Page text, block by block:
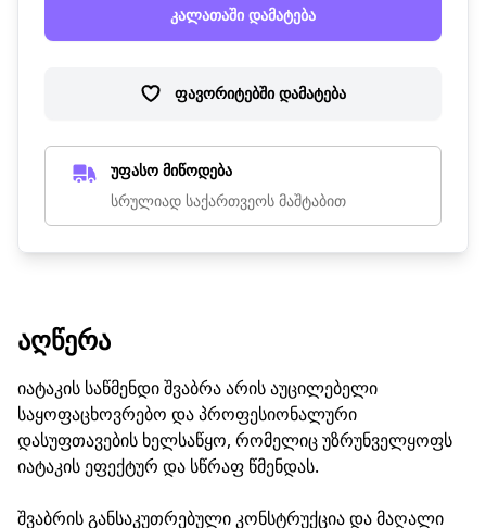
კალათაში დამატება
ფავორიტებში დამატება
უფასო მიწოდება
სრულიად საქართვეოს მაშტაბით
ᲐᲦᲬᲔᲠᲐ
იატაკის საწმენდი შვაბრა არის აუცილებელი
საყოფაცხოვრებო და პროფესიონალური
დასუფთავების ხელსაწყო, რომელიც უზრუნველყოფს
იატაკის ეფექტურ და სწრაფ წმენდას.
შვაბრის განსაკუთრებული კონსტრუქცია და მაღალი